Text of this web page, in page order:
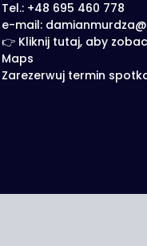
Tel.: +48 695 460 778
e-mail:
👉 Kliknij tutaj, aby
Maps
Zarezerwuj termin